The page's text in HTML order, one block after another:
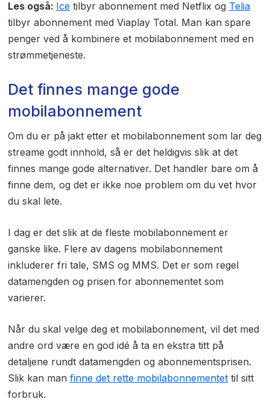
Les også: Icetilbyr abonnement med Netflix og Telia
tilbyr abonnement med Viaplay Total. Man kan spare
penger ved å kombinere et mobilabonnement med en
strømmetjeneste.
Det finnes mange gode
mobilabonnement
Om du er på jakt etter et mobilabonnement som lar deg
streame godt innhold, så er det heldigvis slik at det
finnes mange gode alternativer. Det handler bare om å
finne dem, og det er ikke noe problem om du vet hvor
du skal lete.
I dag er det slik at de fleste mobilabonnement er
ganske like. Flere av dagens mobilabonnement
inkluderer fri tale, SMS og MMS. Det er som regel
datamengden og prisen for abonnementet som
varierer.
Når du skal velge deg et mobilabonnement, vil det med
andre ord være en god idé å ta en ekstra titt på
detaljene rundt datamengden og abonnementsprisen.
Slik kan man finne det rette mobilabonnementettil sitt
forbruk.